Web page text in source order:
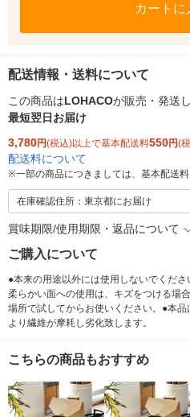
カートに
配送情報・送料について
この商品はLOHACOが販売・発送し
最短翌日お届け
3,780円(税込)以上で基本配送料550円(
配送料について
※一部の商品につきましては、基本配送
在庫確認住所：東京都にお届け
賞味期限/使用期限・返品について
ご購入について
●本来の用途以外には使用しないでくだ
柔らかい面への使用は、キズをつける場
場所で試してからお使いください。●本
より繊維が摩耗し劣化致します。
こちらの商品もおすすめ